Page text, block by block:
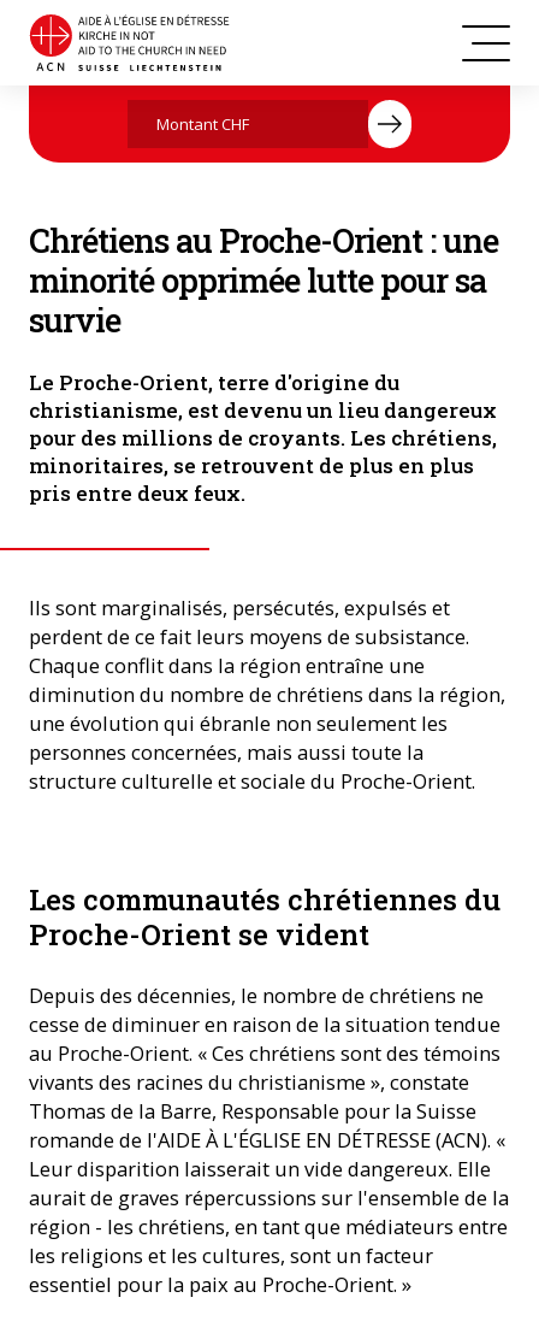
Agissez maintenant par votre don
Chrétiens au Proche-Orient : une
minorité opprimée lutte pour sa
survie
Le Proche-Orient, terre d'origine du
christianisme, est devenu un lieu dangereux
pour des millions de croyants. Les chrétiens,
minoritaires, se retrouvent de plus en plus
pris entre deux feux.
Ils sont marginalisés, persécutés, expulsés et
perdent de ce fait leurs moyens de subsistance.
Chaque conflit dans la région entraîne une
diminution du nombre de chrétiens dans la région,
une évolution qui ébranle non seulement les
personnes concernées, mais aussi toute la
structure culturelle et sociale du Proche-Orient.
Les communautés chrétiennes du
Proche-Orient se vident
Depuis des décennies, le nombre de chrétiens ne
cesse de diminuer en raison de la situation tendue
au Proche-Orient. « Ces chrétiens sont des témoins
vivants des racines du christianisme », constate
Thomas de la Barre, Responsable pour la Suisse
romande de l'AIDE À L'ÉGLISE EN DÉTRESSE (ACN). «
Leur disparition laisserait un vide dangereux. Elle
aurait de graves répercussions sur l'ensemble de la
région - les chrétiens, en tant que médiateurs entre
les religions et les cultures, sont un facteur
essentiel pour la paix au Proche-Orient. »
guerres et de la violence au Proche-Orient. ©ACN